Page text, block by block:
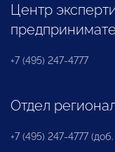
Центр
+7 (495) 247-4777
Отдел
+7 (495) 247-4777 (доб.